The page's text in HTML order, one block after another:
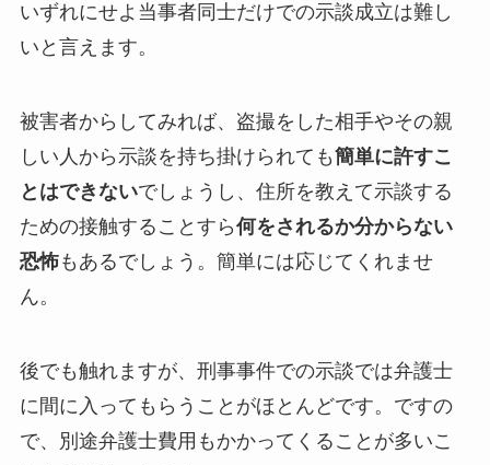
いずれにせよ当事者同士だけでの示談成立は難し
いと言えます。
被害者からしてみれば、盗撮をした相手やその親
しい人から示談を持ち掛けられても簡単に許すこ
とはできないでしょうし、住所を教えて示談する
ための接触することすら何をされるか分からない
恐怖もあるでしょう。簡単には応じてくれませ
ん。
後でも触れますが、刑事事件での示談では弁護士
に間に入ってもらうことがほとんどです。ですの
で、別途弁護士費用もかかってくることが多いこ